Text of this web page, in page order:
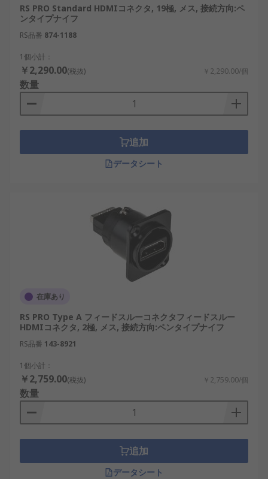
に適した形状を選びます。
取付方式：ねじ固定、はんだ付け、差し込
み、表面実装、クランプなど設計条件に合う
方式を選びます。
定格電圧：5.3V、30V、40V、125V、250Vな
どの定格を確認し、安全性を確保します。
HDMIコネクタのメーカー
HDMIコネクタは多数のメーカーから販売されてお
り、品質や供給体制、耐久性が比較ポイントになり
RS PRO：幅広いHDMIコネクタを取り扱い、
汎用用途から産業用途まで対応しています。
Molex：高密度コネクタ分野で実績があり、信
頼性の高い製品を提供しています。
TE Connectivity：産業車載用途での実績があ
り、堅牢なコネクタ製品を展開しています。
Bulgin：防水防塵仕様の接続部品に強みがあ
り、過酷環境向け製品でも知られています。
Amphenol Socapex：業務用産業用の接続機器
で採用され、耐久性を重視した設計が特徴で
す。
Samtec：高速伝送コネクタで知られ、精密接
国内ではAI関連設備や産業用ロボットの導入が進
み、映像信号を用いた監視検査工程の重要性が高ま
RS PRO Standard HDMIコネクタ, 19極, メス, 接続方向:ペ
ンタイプナイフ
RS品番 874-1188
1個小計：
￥2,290.00(税抜) ￥2,290.00/個
数量
追加
データシート
在庫あり
RS PRO Type A フィードスルーコネクタフィードスルー
HDMIコネクタ, 2極, メス, 接続方向:ペンタイプナイフ
RS品番 143-8921
1個小計：
￥2,759.00(税抜) ￥2,759.00/個
数量
追加
データシート